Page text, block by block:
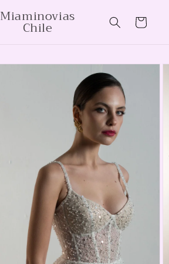
Miaminovias
Chile Carrito